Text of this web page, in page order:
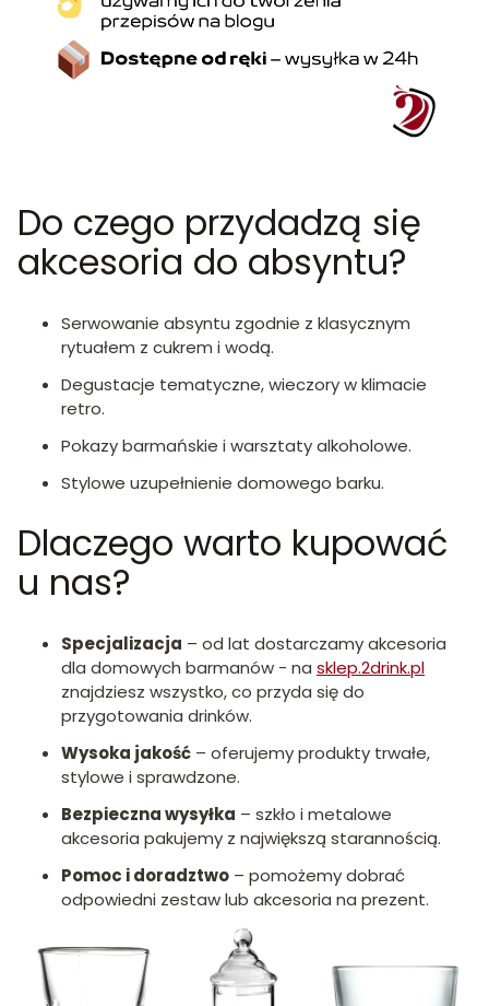
Do czego przydadzą się
akcesoria do absyntu?
Serwowanie absyntu zgodnie z klasycznym
rytuałem z cukrem i wodą.
Degustacje tematyczne, wieczory w klimacie
retro.
Pokazy barmańskie i warsztaty alkoholowe.
Stylowe uzupełnienie domowego barku.
Dlaczego warto kupować
u nas?
Specjalizacja – od lat dostarczamy akcesoria
dla domowych barmanów - na sklep.2drink.pl
znajdziesz wszystko, co przyda się do
przygotowania drinków.
Wysoka jakość – oferujemy produkty trwałe,
stylowe i sprawdzone.
Bezpieczna wysyłka – szkło i metalowe
akcesoria pakujemy z największą starannością.
Pomoc i doradztwo – pomożemy dobrać
odpowiedni zestaw lub akcesoria na prezent.